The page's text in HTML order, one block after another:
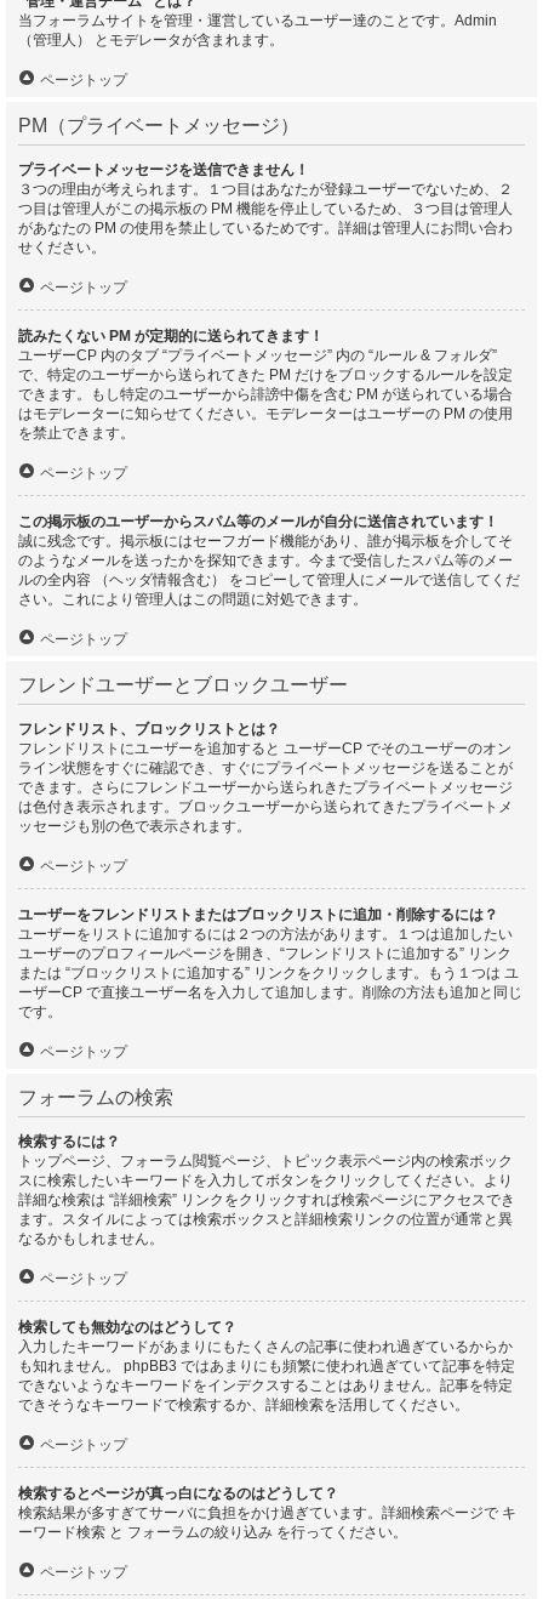
当フォーラムサイトを管理・運営しているユーザー達のことです。Admin
（管理人） とモデレータが含まれます。
ページトップ
PM（プライベートメッセージ）
プライベートメッセージを送信できません！
３つの理由が考えられます。１つ目はあなたが登録ユーザーでないため、２
つ目は管理人がこの掲示板の PM 機能を停止しているため、３つ目は管理人
があなたの PM の使用を禁止しているためです。詳細は管理人にお問い合わ
せください。
ページトップ
読みたくない PM が定期的に送られてきます！
ユーザーCP 内のタブ “プライベートメッセージ” 内の “ルール & フォルダ”
で、特定のユーザーから送られてきた PM だけをブロックするルールを設定
できます。もし特定のユーザーから誹謗中傷を含む PM が送られている場合
はモデレーターに知らせてください。モデレーターはユーザーの PM の使用
を禁止できます。
ページトップ
この掲示板のユーザーからスパム等のメールが自分に送信されています！
誠に残念です。掲示板にはセーフガード機能があり、誰が掲示板を介してそ
のようなメールを送ったかを探知できます。今まで受信したスパム等のメー
ルの全内容 （ヘッダ情報含む） をコピーして管理人にメールで送信してくだ
さい。これにより管理人はこの問題に対処できます。
ページトップ
フレンドユーザーとブロックユーザー
フレンドリスト、ブロックリストとは？
フレンドリストにユーザーを追加すると ユーザーCP でそのユーザーのオン
ライン状態をすぐに確認でき、すぐにプライベートメッセージを送ることが
できます。さらにフレンドユーザーから送られきたプライベートメッセージ
は色付き表示されます。ブロックユーザーから送られてきたプライベートメ
ッセージも別の色で表示されます。
ページトップ
ユーザーをフレンドリストまたはブロックリストに追加・削除するには？
ユーザーをリストに追加するには２つの方法があります。１つは追加したい
ユーザーのプロフィールページを開き、“フレンドリストに追加する” リンク
または “ブロックリストに追加する” リンクをクリックします。もう１つは ユ
ーザーCP で直接ユーザー名を入力して追加します。削除の方法も追加と同じ
です。
ページトップ
フォーラムの検索
検索するには？
トップページ、フォーラム閲覧ページ、トピック表示ページ内の検索ボック
スに検索したいキーワードを入力してボタンをクリックしてください。より
詳細な検索は “詳細検索” リンクをクリックすれば検索ページにアクセスでき
ます。スタイルによっては検索ボックスと詳細検索リンクの位置が通常と異
なるかもしれません。
ページトップ
検索しても無効なのはどうして？
入力したキーワードがあまりにもたくさんの記事に使われ過ぎているからか
も知れません。 phpBB3 ではあまりにも頻繁に使われ過ぎていて記事を特定
できないようなキーワードをインデクスすることはありません。記事を特定
できそうなキーワードで検索するか、詳細検索を活用してください。
ページトップ
検索するとページが真っ白になるのはどうして？
検索結果が多すぎてサーバに負担をかけ過ぎています。詳細検索ページで キ
ーワード検索 と フォーラムの絞り込み を行ってください。
ページトップ